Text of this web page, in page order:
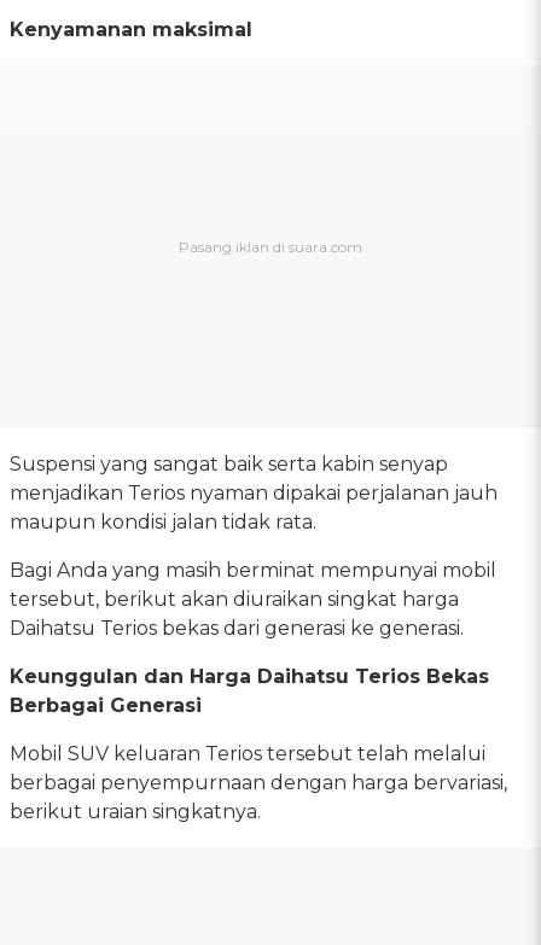
Kenyamanan maksimal
Suspensi yang sangat baik serta kabin senyap
menjadikan Terios nyaman dipakai perjalanan jauh
maupun kondisi jalan tidak rata.
Bagi Anda yang masih berminat mempunyai mobil
tersebut, berikut akan diuraikan singkat harga
Daihatsu Terios bekas dari generasi ke generasi.
Keunggulan dan Harga Daihatsu Terios Bekas
Berbagai Generasi
Mobil SUV keluaran Terios tersebut telah melalui
berbagai penyempurnaan dengan harga bervariasi,
berikut uraian singkatnya.